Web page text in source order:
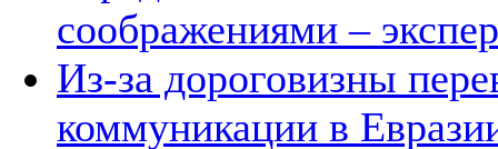
соображениями –
Из-за дороговизны
коммуникации в